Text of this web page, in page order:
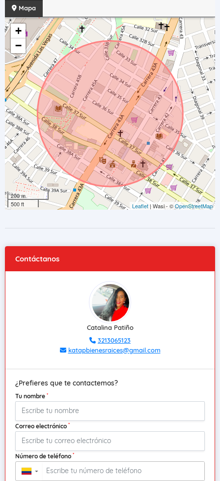
Mapa
+
−
200 m
500 ft
Leaflet| Wasi - ©OpenStreetMap
Contáctanos
Catalina Patiño
3213065123
katapbienesraices@gmail.com
¿Prefieres que te contactemos?
Tu nombre *
Correo electrónico *
Número de teléfono *
▼